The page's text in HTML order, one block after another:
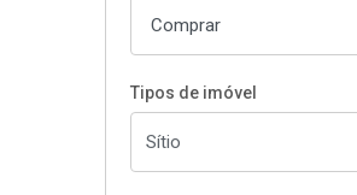
Tipos de imóvel